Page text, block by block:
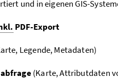
und in eigenen GIS-
PDF-Export
Legende, Metadaten)
(Karte, Attributdaten